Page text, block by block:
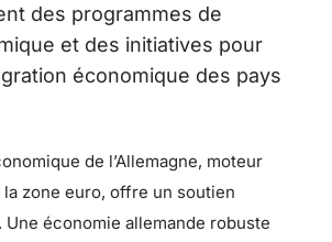
des programmes de
et des initiatives pour
économique des pays
de l’Allemagne, moteur
zone euro, offre un soutien
Une économie allemande robuste